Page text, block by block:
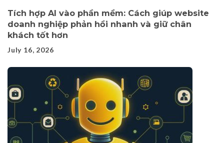
Tích hợp AI vào phần mềm: Cách giúp website
doanh nghiệp phản hồi nhanh và giữ chân
khách tốt hơn
July 16, 2026